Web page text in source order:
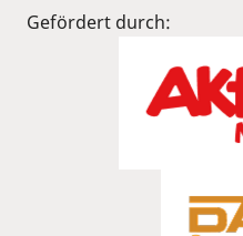
Gefördert durch: